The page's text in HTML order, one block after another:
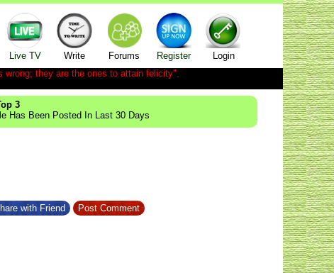
Live TV Write Forums Register
Login
wrong; they are the ones to attain felicity".
3
Has Been Posted In Last 30 Days
with Friend Post Comment